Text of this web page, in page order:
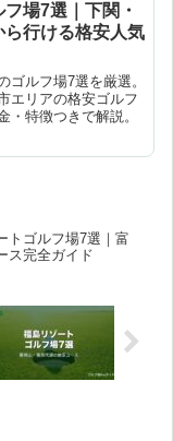
場7選｜下関・
ら行ける格安人気
ゴルフ場7選を厳選。
エリアの格安ゴルフ
・特徴つきで解説。
トゴルフ場7選｜富
ス完全ガイド